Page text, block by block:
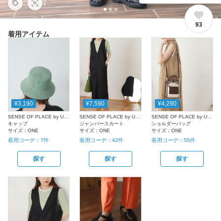
93
着用アイテム
¥3,190
キャップ
サイズ： ONE
着用コーデ： 7件
探す
¥7,590
ジャンパースカート
サイズ：ONE
着用コーデ：42件
探す
¥4,290
SENSE OF PLACE by URBAN RESEARCH
ショルダーバッグ
サイズ： ONE
着用コーデ： 55件
探す